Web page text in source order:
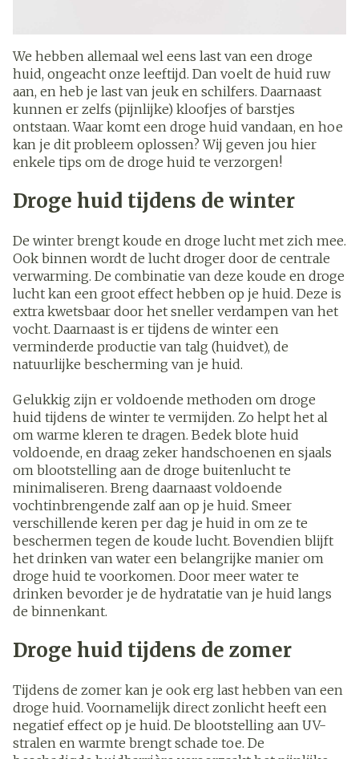
We hebben allemaal wel eens last van een droge
huid, ongeacht onze leeftijd. Dan voelt de huid ruw
aan, en heb je last van jeuk en schilfers. Daarnaast
kunnen er zelfs (pijnlijke) kloofjes of barstjes
ontstaan. Waar komt een droge huid vandaan, en hoe
kan je dit probleem oplossen? Wij geven jou hier
enkele tips om de droge huid te verzorgen!
Droge huid tijdens de winter
De winter brengt koude en droge lucht met zich mee.
Ook binnen wordt de lucht droger door de centrale
verwarming. De combinatie van deze koude en droge
lucht kan een groot effect hebben op je huid. Deze is
extra kwetsbaar door het sneller verdampen van het
vocht. Daarnaast is er tijdens de winter een
verminderde productie van talg (huidvet), de
natuurlijke bescherming van je huid.
Gelukkig zijn er voldoende methoden om droge
huid tijdens de winter te vermijden. Zo helpt het al
om warme kleren te dragen. Bedek blote huid
voldoende, en draag zeker handschoenen en sjaals
om blootstelling aan de droge buitenlucht te
minimaliseren. Breng daarnaast voldoende
vochtinbrengende zalf aan op je huid. Smeer
verschillende keren per dag je huid in om ze te
beschermen tegen de koude lucht. Bovendien blijft
het drinken van water een belangrijke manier om
droge huid te voorkomen. Door meer water te
drinken bevorder je de hydratatie van je huid langs
de binnenkant.
Droge huid tijdens de zomer
Tijdens de zomer kan je ook erg last hebben van een
droge huid. Voornamelijk direct zonlicht heeft een
negatief effect op je huid. De blootstelling aan UV-
stralen en warmte brengt schade toe. De